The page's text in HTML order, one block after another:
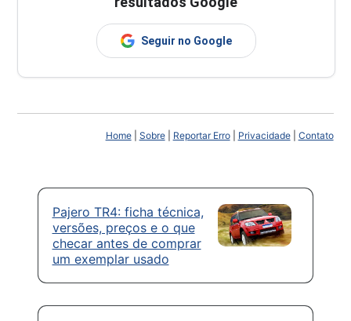
Seguir no Google
Home| Sobre| Reportar Erro| Privacidade| Contato
Pajero TR4: ficha técnica,
versões, preços e o que
checar antes de comprar
um exemplar usado